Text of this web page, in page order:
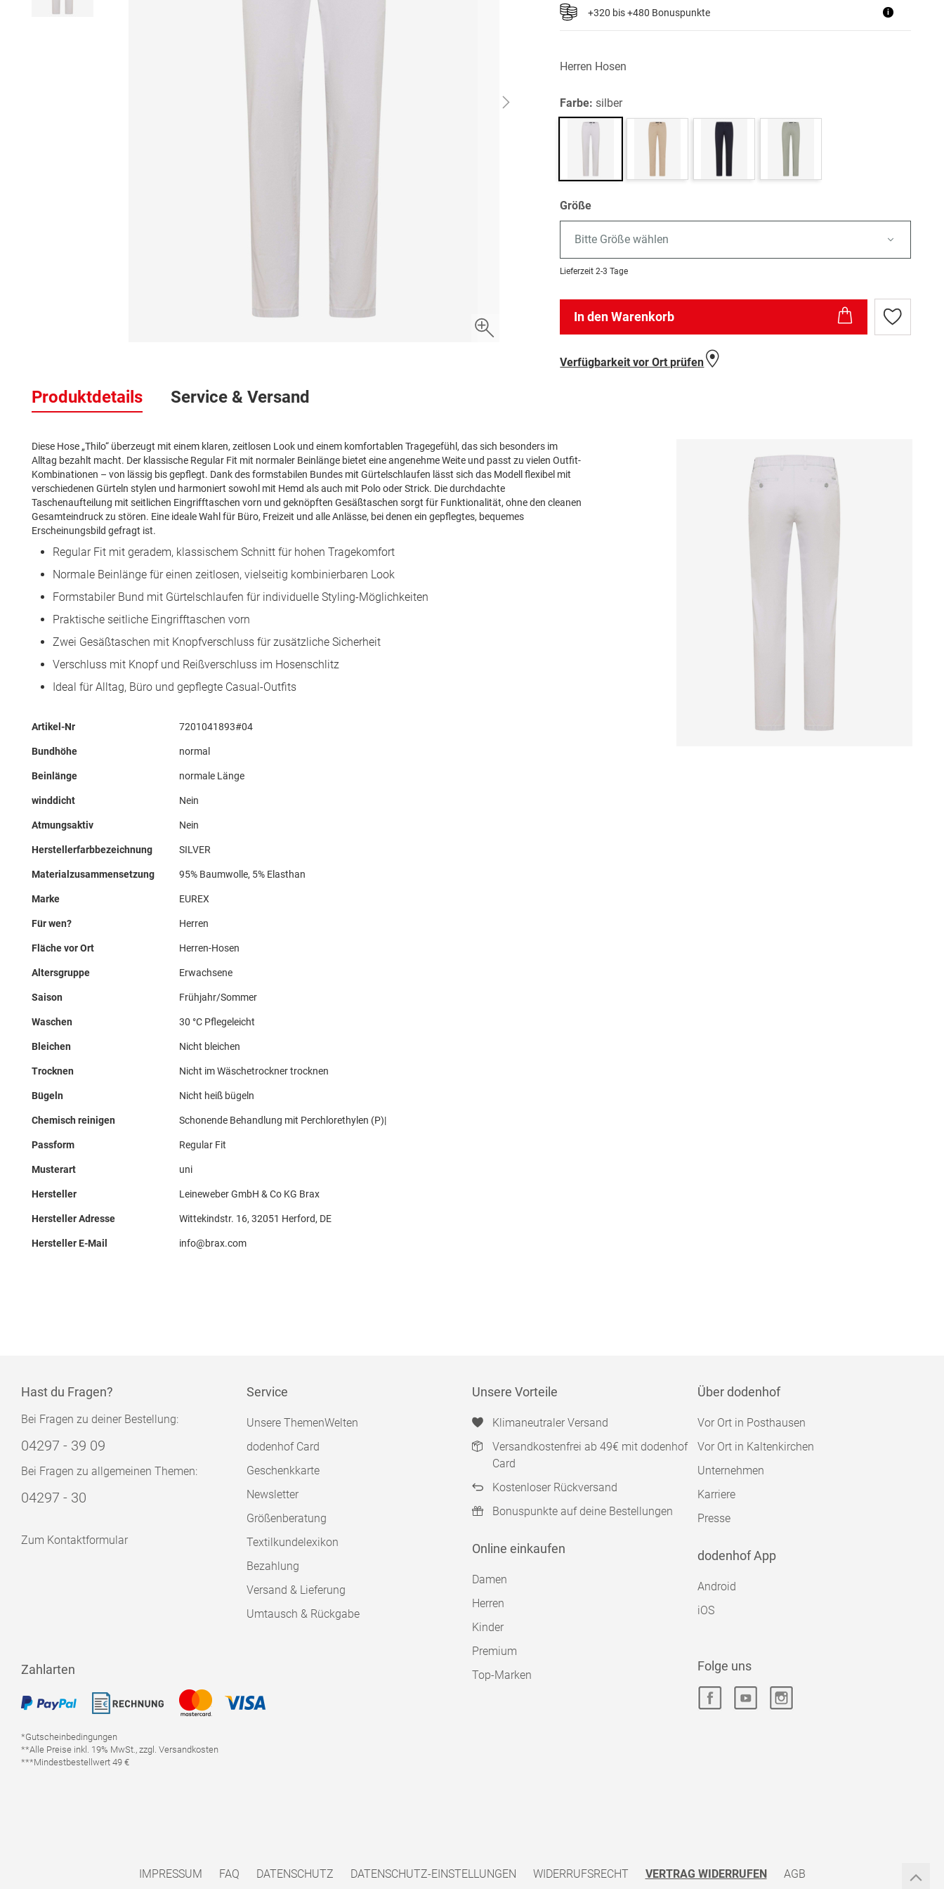
Bildergalerie
springen
+320 bis +480 Bonuspunkte i
Herren Hosen
Farbe:silber
Größe
Bitte Größe wählen
Lieferzeit 2-3 Tage
In den Warenkorb
Zur
Wunschliste
Verfügbarkeit vor Ort prüfen
Produktdetails
Diese Hose „Thilo“ überzeugt mit einem klaren, zeitlosen Look und einem komfortablen Tragegefühl, das sich besonders im
Alltag bezahlt macht. Der klassische Regular Fit mit normaler Beinlänge bietet eine angenehme Weite und passt zu vielen Outfit-
Kombinationen – von lässig bis gepflegt. Dank des formstabilen Bundes mit Gürtelschlaufen lässt sich das Modell flexibel mit
verschiedenen Gürteln stylen und harmoniert sowohl mit Hemd als auch mit Polo oder Strick. Die durchdachte
Taschenaufteilung mit seitlichen Eingrifftaschen vorn und geknöpften Gesäßtaschen sorgt für Funktionalität, ohne den cleanen
Gesamteindruck zu stören. Eine ideale Wahl für Büro, Freizeit und alle Anlässe, bei denen ein gepflegtes, bequemes
Erscheinungsbild gefragt ist.
Regular Fit mit geradem, klassischem Schnitt für hohen Tragekomfort
Normale Beinlänge für einen zeitlosen, vielseitig kombinierbaren Look
Formstabiler Bund mit Gürtelschlaufen für individuelle Styling-Möglichkeiten
Praktische seitliche Eingrifftaschen vorn
Zwei Gesäßtaschen mit Knopfverschluss für zusätzliche Sicherheit
Verschluss mit Knopf und Reißverschluss im Hosenschlitz
Ideal für Alltag, Büro und gepflegte Casual-Outfits
Mehr
Artikel-Nr 7201041893#04
Bundhöhe normal
Beinlänge normale Länge
winddicht Nein
Atmungsaktiv Nein
Herstellerfarbbezeichnung SILVER
Materialzusammensetzung 95% Baumwolle, 5% Elasthan
Marke EUREX
Für wen? Herren
Fläche vor Ort Herren-Hosen
Altersgruppe Erwachsene
Saison Frühjahr/Sommer
Waschen 30 °C Pflegeleicht
Bleichen Nicht bleichen
Trocknen Nicht im Wäschetrockner trocknen
Bügeln Nicht heiß bügeln
Chemisch reinigen Schonende Behandlung mit Perchlorethylen (P)|
Passform Regular Fit
Musterart uni
Hersteller Leineweber GmbH & Co KG Brax
Hersteller Adresse Wittekindstr. 16, 32051 Herford, DE
Hersteller E-Mail info@brax.com
Service & Versand
Hast du Fragen?
Bei Fragen zu deiner Bestellung:
04297 - 39 09
Bei Fragen zu allgemeinen Themen:
04297 - 30
Zum Kontaktformular
Service
Unsere ThemenWelten
dodenhof Card
Geschenkkarte
Newsletter
Größenberatung
Textilkundelexikon
Bezahlung
Versand & Lieferung
Umtausch & Rückgabe
Unsere Vorteile
Klimaneutraler Versand
Versandkostenfrei ab 49€ mit dodenhof
Card
Kostenloser Rückversand
Bonuspunkte auf deine Bestellungen
Online einkaufen
Damen
Herren
Kinder
Premium
Top-Marken
Über dodenhof
Vor Ort in Posthausen
Vor Ort in Kaltenkirchen
Unternehmen
Karriere
Presse
dodenhof App
Android
iOS
Zahlarten
*Gutscheinbedingungen
**Alle Preise inkl. 19% MwSt., zzgl. Versandkosten
***Mindestbestellwert 49 €
Folge uns
IMPRESSUM FAQ DATENSCHUTZ DATENSCHUTZ-EINSTELLUNGEN WIDERRUFSRECHT VERTRAG WIDERRUFEN AGB